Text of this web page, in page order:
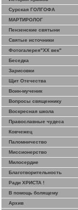
Сурская ГОЛГОФА
МАРТИРОЛОГ
Пензенские святыни
Святые источники
Фотогалерея"ХХ век"
Беседка
Зарисовки
Щит Отечества
Воин-мученик
Вопросы священнику
Воскресная школа
Православные чудеса
Ковчежец
Паломничество
Миссионерство
Милосердие
Благотворительность
Ради ХРИСТА !
В помощь болящему
Архив